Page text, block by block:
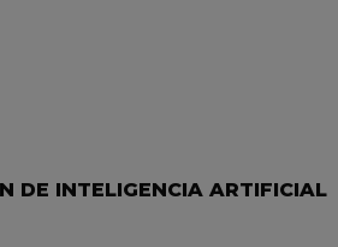
DE INTELIGENCIA ARTIFICIAL